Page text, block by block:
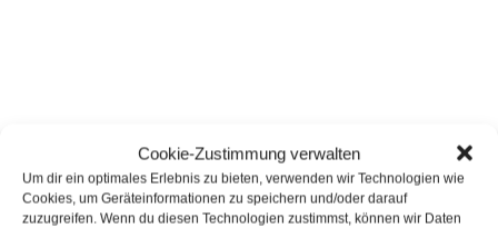
Cookie-Zustimmung verwalten
Um dir ein optimales Erlebnis zu bieten, verwenden wir Technologien wie
Cookies, um Geräteinformationen zu speichern und/oder darauf
zuzugreifen. Wenn du diesen Technologien zustimmst, können wir Daten
ÄHNLICHE PRODUKTE